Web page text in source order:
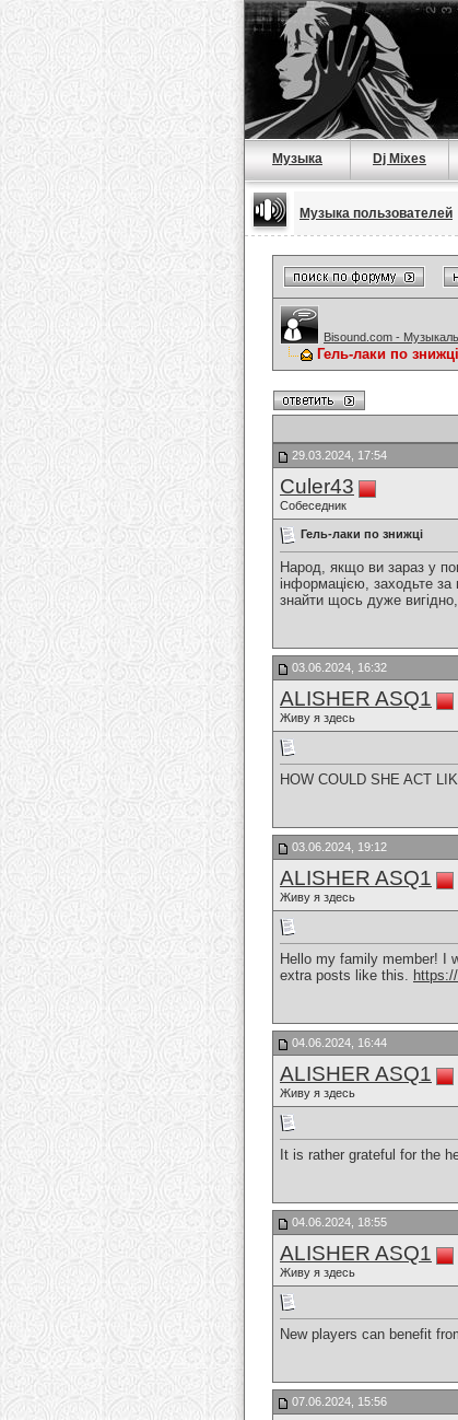
Музыка Dj Mixes
Музыка пользователей
Bisound.com -
Гель-лаки по знижці
29.03.2024, 17:54
Culer43
Собеседник
Гель-лаки по знижці
Народ, якщо ви зараз у
інформацією, заходьте
знайти щось дуже
03.06.2024, 16:32
ALISHER ASQ1
Живу я здесь
HOW COULD SHE ACT
03.06.2024, 19:12
ALISHER ASQ1
Живу я здесь
Hello my family member! I
extra posts like this.
04.06.2024, 16:44
ALISHER ASQ1
Живу я здесь
It is rather grateful for the
04.06.2024, 18:55
ALISHER ASQ1
Живу я здесь
New players can benefit
07.06.2024, 15:56